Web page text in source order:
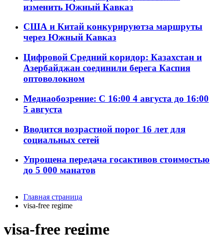
изменить Южный Кавказ
США и Китай конкурируютза маршруты
через Южный Кавказ
Цифровой Средний коридор: Казахстан и
Азербайджан соединили берега Каспия
оптоволокном
Медиаобозрение: С 16:00 4 августа до 16:00
5 августа
Вводится возрастной порог 16 лет для
социальных сетей
Упрощена передача госактивов стоимостью
до 5 000 манатов
Главная страница
visa-free regime
visa-free regime